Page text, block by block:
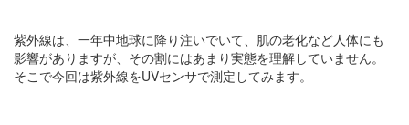
紫外線は、一年中地球に降り注いでいて、肌の老化など人体にも
影響がありますが、その割にはあまり実態を理解していません。
そこで今回は紫外線をUVセンサで測定してみます。